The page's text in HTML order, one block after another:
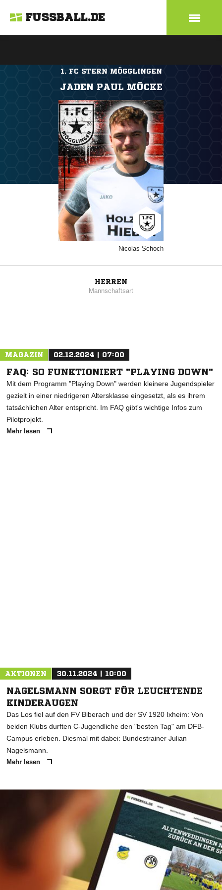
FUSSBALL.DE
1. FC STERN MÖGGLINGEN
JADEN PAUL MÜCKE
Nicolas Schoch
HERREN
Mannschaftsart
MAGAZIN 02.12.2024 | 07:00
FAQ: SO FUNKTIONIERT "PLAYING DOWN"
Mit dem Programm "Playing Down" werden kleinere Jugendspieler
gezielt in einer niedrigeren Altersklasse eingesetzt, als es ihrem
tatsächlichen Alter entspricht. Im FAQ gibt's wichtige Infos zum
Pilotprojekt.
Mehr lesen
AKTIONEN 30.11.2024 | 10:00
NAGELSMANN SORGT FÜR LEUCHTENDE
KINDERAUGEN
Das Los fiel auf den FV Biberach und der SV 1920 Ixheim: Von
beiden Klubs durften C-Jugendliche den "besten Tag" am DFB-
Campus erleben. Diesmal mit dabei: Bundestrainer Julian
Nagelsmann.
Mehr lesen